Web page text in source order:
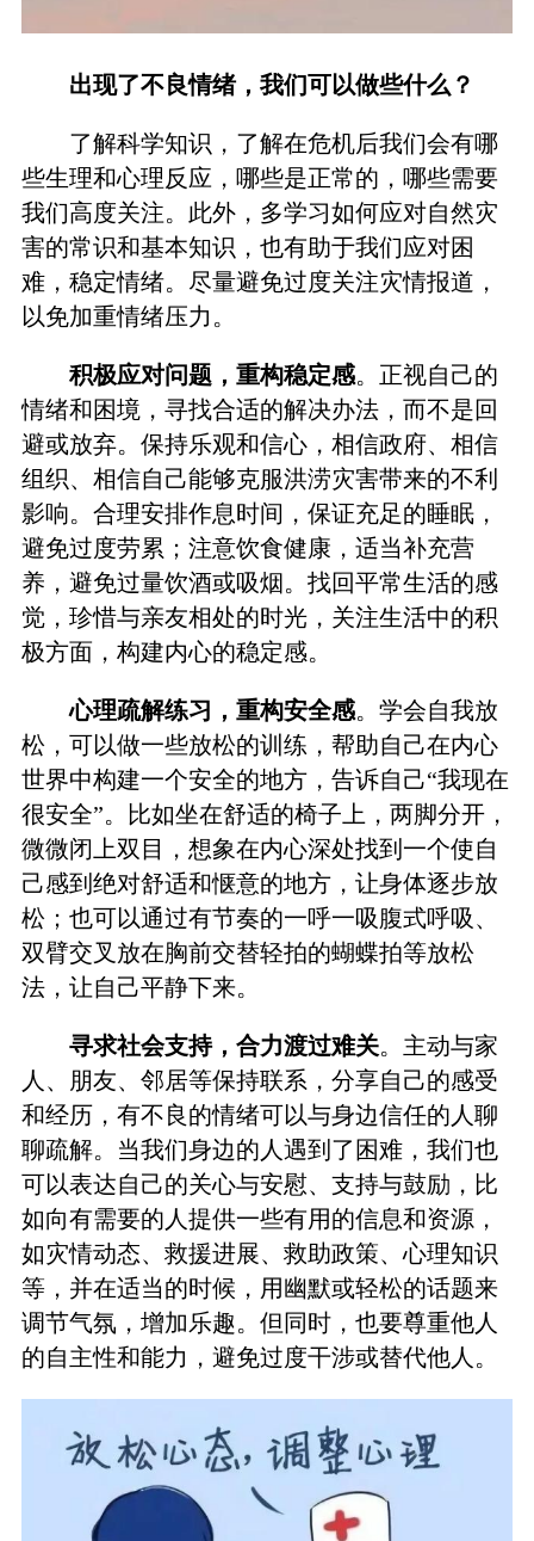
出现了不良情绪，我们可以做些什么？
了解科学知识，了解在危机后我们会有哪
些生理和心理反应，哪些是正常的，哪些需要
我们高度关注。此外，多学习如何应对自然灾
害的常识和基本知识，也有助于我们应对困
难，稳定情绪。尽量避免过度关注灾情报道，
以免加重情绪压力。
积极应对问题，重构稳定感。正视自己的
情绪和困境，寻找合适的解决办法，而不是回
避或放弃。保持乐观和信心，相信政府、相信
组织、相信自己能够克服洪涝灾害带来的不利
影响。合理安排作息时间，保证充足的睡眠，
避免过度劳累；注意饮食健康，适当补充营
养，避免过量饮酒或吸烟。找回平常生活的感
觉，珍惜与亲友相处的时光，关注生活中的积
极方面，构建内心的稳定感。
心理疏解练习，重构安全感。学会自我放
松，可以做一些放松的训练，帮助自己在内心
世界中构建一个安全的地方，告诉自己“我现在
很安全”。比如坐在舒适的椅子上，两脚分开，
微微闭上双目，想象在内心深处找到一个使自
己感到绝对舒适和惬意的地方，让身体逐步放
松；也可以通过有节奏的一呼一吸腹式呼吸、
双臂交叉放在胸前交替轻拍的蝴蝶拍等放松
法，让自己平静下来。
寻求社会支持，合力渡过难关。主动与家
人、朋友、邻居等保持联系，分享自己的感受
和经历，有不良的情绪可以与身边信任的人聊
聊疏解。当我们身边的人遇到了困难，我们也
可以表达自己的关心与安慰、支持与鼓励，比
如向有需要的人提供一些有用的信息和资源，
如灾情动态、救援进展、救助政策、心理知识
等，并在适当的时候，用幽默或轻松的话题来
调节气氛，增加乐趣。但同时，也要尊重他人
的自主性和能力，避免过度干涉或替代他人。